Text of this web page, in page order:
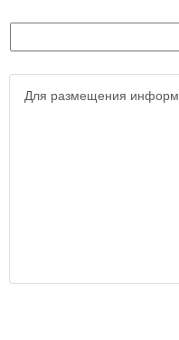
Для размещения